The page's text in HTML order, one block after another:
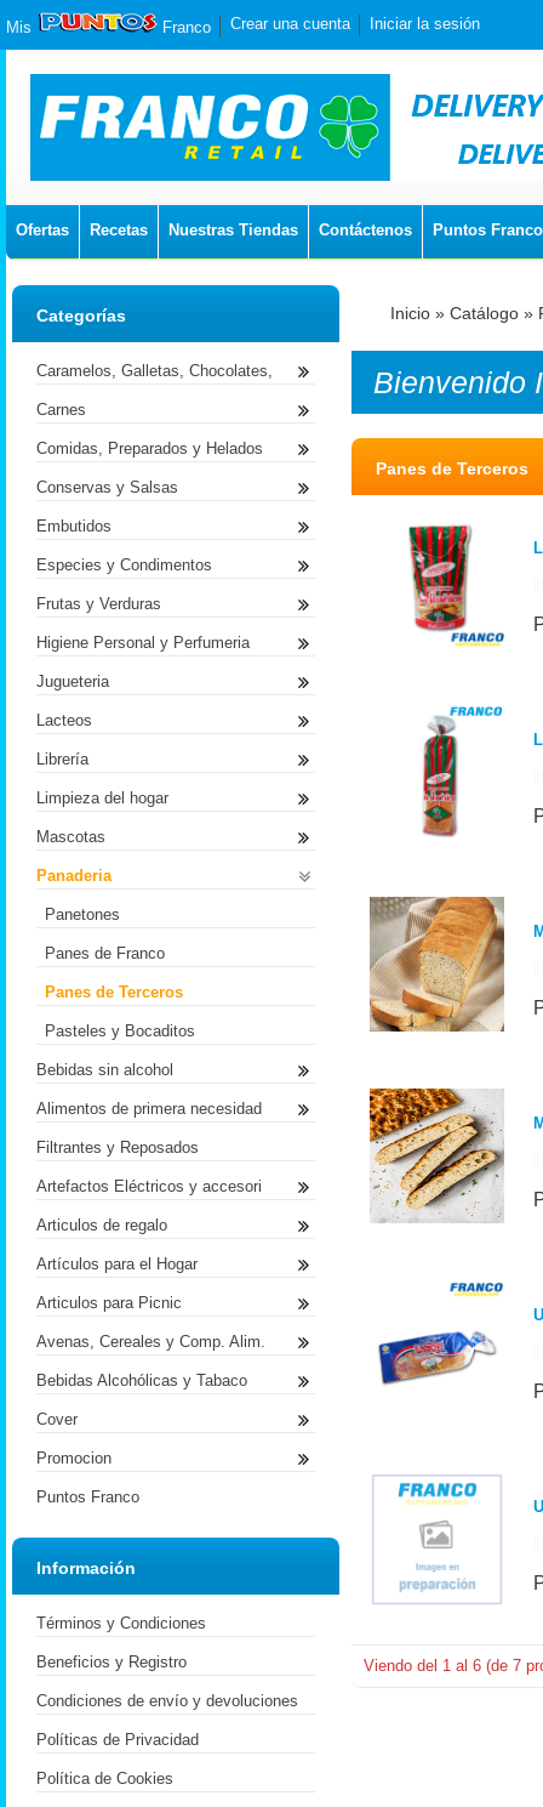
Mis Franco Crear una cuenta Iniciar la sesión
Ofertas Recetas Nuestras Tiendas Contáctenos Puntos Franco
Inicio » Catálogo »
Bienvenido
Panes de Terceros
Viendo del 1 al 6 (de 7
Categorías
Caramelos, Galletas, Chocolates,
Carnes
Comidas, Preparados y Helados
Conservas y Salsas
Embutidos
Especies y Condimentos
Frutas y Verduras
Higiene Personal y Perfumeria
Jugueteria
Lacteos
Librería
Limpieza del hogar
Mascotas
Panaderia
Panetones
Panes de Franco
Panes de Terceros
Pasteles y Bocaditos
Bebidas sin alcohol
Alimentos de primera necesidad
Filtrantes y Reposados
Artefactos Eléctricos y accesori
Articulos de regalo
Artículos para el Hogar
Articulos para Picnic
Avenas, Cereales y Comp. Alim.
Bebidas Alcohólicas y Tabaco
Cover
Promocion
Puntos Franco
Información
Términos y Condiciones
Beneficios y Registro
Condiciones de envío y devoluciones
Políticas de Privacidad
Política de Cookies